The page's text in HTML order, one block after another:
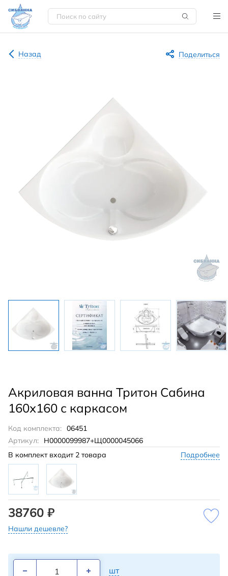
Назад Поделиться
Акриловая ванна Тритон Сабина
160х160 с каркасом
Код комплекта: 06451
Артикул:
Н0000099987+Щ0000045066
В комплект входит 2 товара Подробнее
38760 ₽
Нашли дешевле?
шт